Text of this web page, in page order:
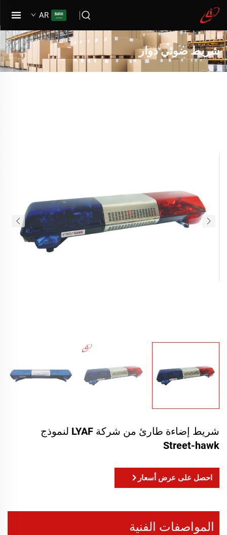
AR
شريط ضوئي دوار
شريط إضاءة طارئ من شركة LYAF لنموذج
Street-hawk
احصل على عرض أسعار
المواصفات الفنية